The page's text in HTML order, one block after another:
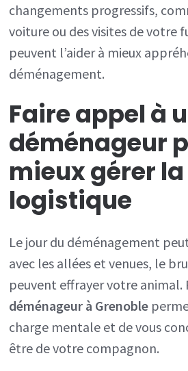
changements progressifs,
voiture ou des visites de votre
peuvent l’aider à mieux
déménagement.
Faire appel à
déménageur
mieux gérer la
logistique
Le jour du déménagement
avec les allées et venues, le
peuvent effrayer votre animal.
déménageur à Grenoble
charge mentale et de vous
être de votre compagnon.